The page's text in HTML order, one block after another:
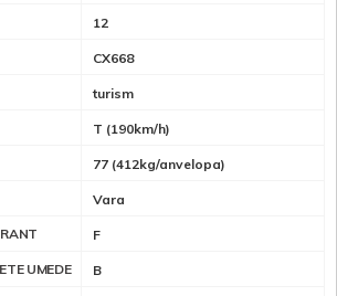
12
CX668
turism
T (190km/h)
77 (412kg/anvelopa)
Vara
F
UMEDE B